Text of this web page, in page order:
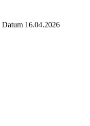
Datum 16.04.2026